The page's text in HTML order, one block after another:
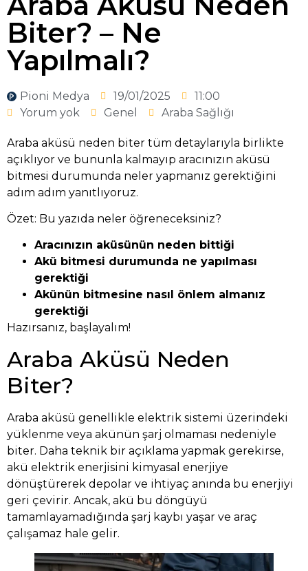
Biter? – Ne
Yapılmalı?
Pioni Medya 19/01/2025
11:00
Yorum yok
Genel Araba Sağlığı
Araba aküsü neden biter tüm detaylarıyla birlikte
açıklıyor ve bununla kalmayıp aracınızın aküsü
bitmesi durumunda neler yapmanız gerektiğini
adım adım yanıtlıyoruz.
Özet: Bu yazıda neler öğreneceksiniz?
Aracınızın aküsünün neden bittiği
Akü bitmesi durumunda ne yapılması
gerektiği
Akünün bitmesine nasıl önlem almanız
gerektiği
Hazırsanız, başlayalım!
Araba Aküsü Neden
Biter?
Araba aküsü genellikle elektrik sistemi üzerindeki
yüklenme veya akünün şarj olmaması nedeniyle
biter. Daha teknik bir açıklama yapmak gerekirse,
akü elektrik enerjisini kimyasal enerjiye
dönüştürerek depolar ve ihtiyaç anında bu enerjiyi
geri çevirir. Ancak, akü bu döngüyü
tamamlayamadığında şarj kaybı yaşar ve araç
çalışamaz hale gelir.